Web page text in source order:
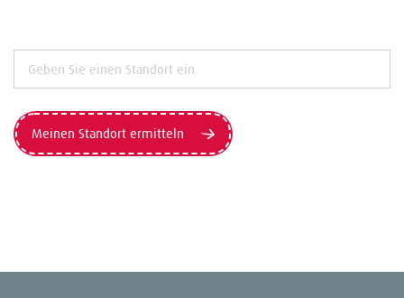
Meinen Standort ermitteln